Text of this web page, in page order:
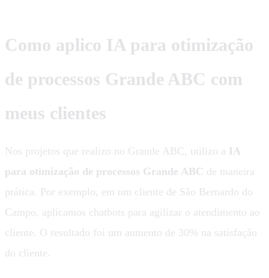
Como aplico IA para otimização
de processos Grande ABC com
meus clientes
Nos projetos que realizo no Grande ABC, utilizo a IA
para otimização de processos Grande ABC de maneira
prática. Por exemplo, em um cliente de São Bernardo do
Campo, aplicamos chatbots para agilizar o atendimento ao
cliente. O resultado foi um aumento de 30% na satisfação
do cliente.